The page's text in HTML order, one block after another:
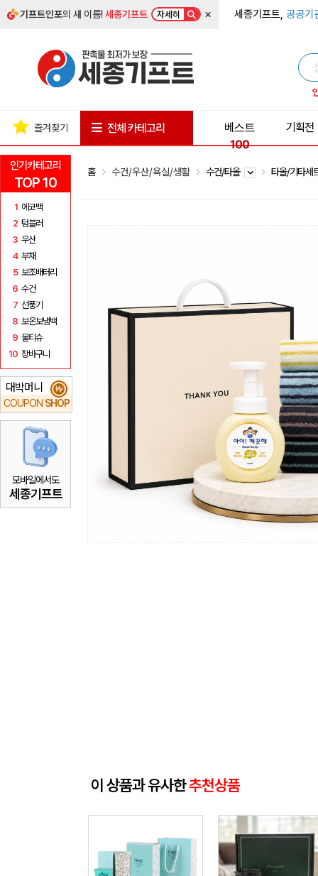
기프트인포의 새 이름!세종기프트 자세히 × 세종기프트, 공공기
인기카테고리
TOP 10
1 에코백
2 텀블러
3 우산
4 부채
5 보조배터리
6 수건
7 선풍기
8 보온보냉백
9 물티슈
10 장바구니
대박머니
COUPON SHOP
₩
모바일에서도
세종기프트
즐겨찾기 전체 카테고리
베스트
100
기획전
홈 수건/우산/욕실/생활 수건/타올 타올/기타
이 상품과 유사한추천상품